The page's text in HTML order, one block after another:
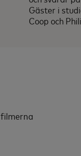
Gäster i
Coop och